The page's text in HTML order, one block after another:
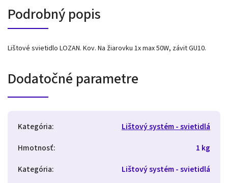
Podrobný popis
Lištové svietidlo LOZAN. Kov. Na žiarovku 1x max 50W, závit GU10.
Dodatočné parametre
Kategória:
Lištový systém - svietidlá
Hmotnosť:
1 kg
Kategória:
Lištový systém - svietidlá